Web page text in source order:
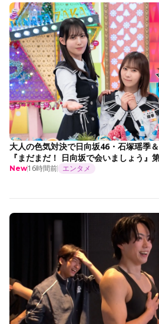
大人の色気対決で日向坂46・石塚瑶季
『まだまだ！ 日向坂で会いましょう』
New16時間前 エンタメ